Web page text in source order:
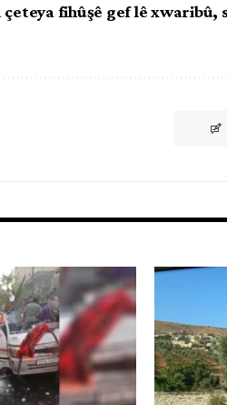
çeteya fihûşê gef lê xwaribû,